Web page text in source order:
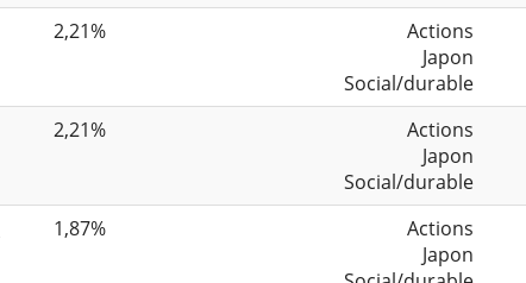
2,21%
Actions
Japon
Social/durable
2,21%
Actions
Japon
Social/durable
1,87%
Actions
Japon